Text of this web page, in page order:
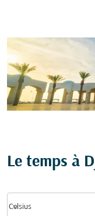
Le temps à
Celsius
keyboard_arrow_down